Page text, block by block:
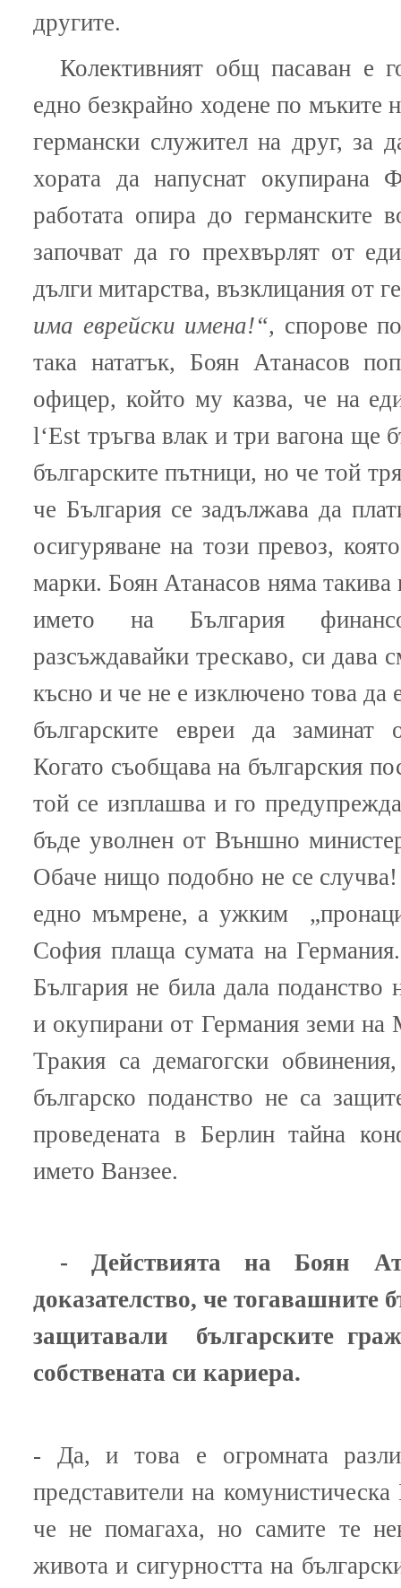
другите.
Колективният общ пасаван е
едно безкрайно ходене по мъките
германски служител на друг, за
хората да напуснат окупирана
работата опира до германските
започват да го прехвърлят от
дълги митарства, възклицания от
има еврейски имена!“, спорове
така нататък, Боян Атанасов
офицер, който му казва, че на
l‘Est тръгва влак и три вагона ще
българските пътници, но че той
че България се задължава да
осигуряване на този превоз,
марки. Боян Атанасов няма
името на България
разсъждавайки трескаво, си дава
късно и че не е изключено това да
българските евреи да заминат
Когато съобщава на българския
той се изплашва и го
бъде уволнен от Външно
Обаче нищо подобно не се случва!
едно мъмрене, а ужким
София плаща сумата на
България не била дала поданство
и окупирани от Германия земи на
Тракия са демагогски
българско поданство не са
проведената в Берлин тайна
името Ванзее.
- Действията на Боян
доказателство, че тогавашните
защитавали българските
собствената си кариера.
- Да, и това е огромната
представители на
че не помагаха, но самите те
живота и сигурността на